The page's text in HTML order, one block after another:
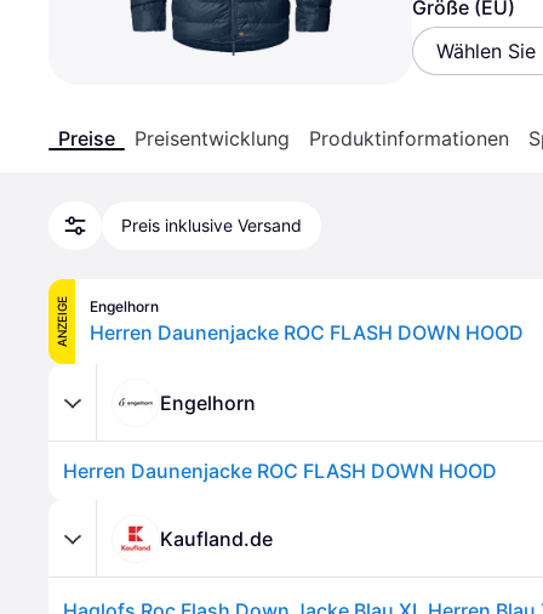
Größe (EU)
Wählen
Preise Preisentwicklung Produktinformationen
Preis inklusive Versand
ANZEIGE Engelhorn
Herren Daunenjacke ROC FLASH DOWN HOOD
Engelhorn
Herren Daunenjacke ROC FLASH DOWN HOOD
Kaufland.de